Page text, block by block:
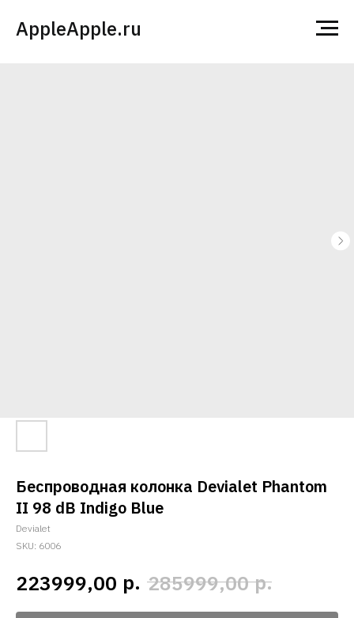
AppleApple.ru
Беспроводная колонка Devialet Phantom
II 98 dB Indigo Blue
Devialet
SKU: 6006
223999,00 р. 285999,00 р.